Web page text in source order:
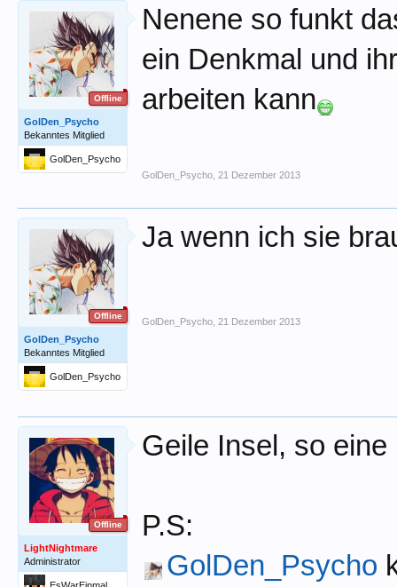
Offline
GolDen_Psycho
Bekanntes Mitglied
GolDen_Psycho
Nenene so funkt
ein Denkmal und
arbeiten kann
GolDen_Psycho 21 Dezember 2013
Offline
GolDen_Psycho
Bekanntes Mitglied
GolDen_Psycho
Ja wenn ich sie
GolDen_Psycho 21 Dezember 2013
Offline
LightNightmare
Administrator
Geile Insel, so
P.S:
GolDen_Psycho